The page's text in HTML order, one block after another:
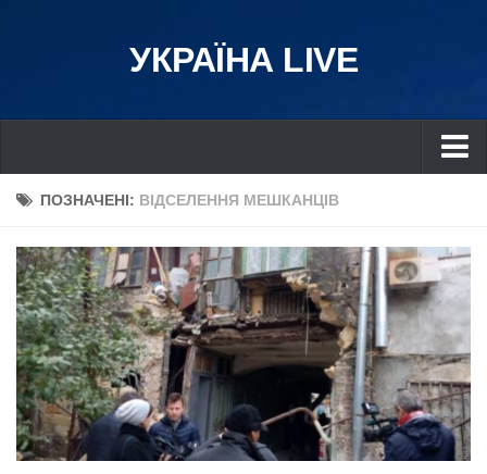
УКРАЇНА LIVE
Україна
Дніпро
Львів
Івано-Франківськ
Харків
Донбас
Одеса
ПОЗНАЧЕНІ: ВІДСЕЛЕННЯ МЕШКАНЦІВ